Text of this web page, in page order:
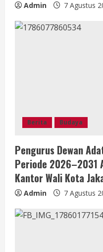
Admin 7 Agustus
Berita Budaya
Pengurus Dewan
Periode 2026–2031
Kantor Wali Kota
Admin 7 Agustus